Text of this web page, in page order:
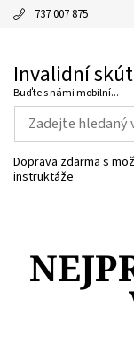
737 007 875
Invalidní
Buďte s námi mobilní...
Doprava zdarma s
instruktáže